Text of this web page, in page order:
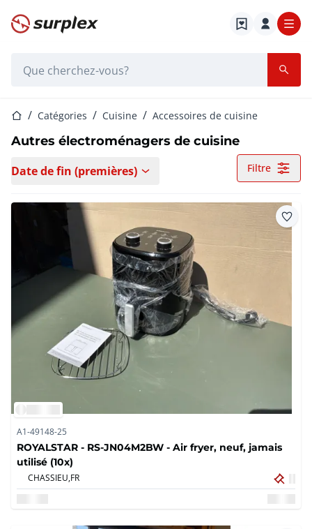
Page d'accueil
Page d'accueil
Catégories Cuisine Accessoires de cuisine
Autres électroménagers de cuisine
Date de fin (premières) Filtre
A1-49148-25
ROYALSTAR - RS-JN04M2BW - Air fryer, neuf, jamais
utilisé (10x)
CHASSIEU,FR